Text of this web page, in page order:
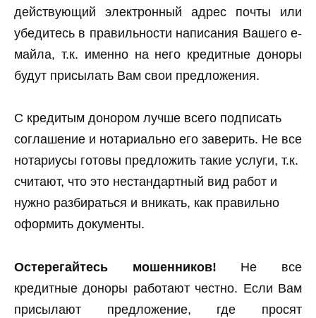
действующий электронный адрес почты или
убедитесь в правильности написания Вашего е-
майла, т.к. именно на него кредитные доноры
будут присылать Вам свои предложения.
С кредитым донором лучше всего подписать
соглашение и нотариально его заверить. Не все
нотариусы готовы предложить такие услуги, т.к.
считают, что это нестандартный вид работ и
нужно разбираться и вникать, как правильно
оформить документы.
Остерегайтесь мошенников! Не все
кредитные доноры работают честно. Если Вам
присылают предложение, где просят